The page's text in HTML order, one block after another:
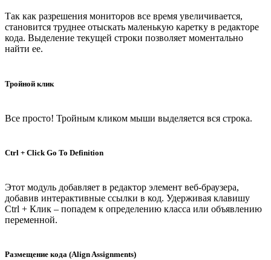
Так как разрешения мониторов все время увеличивается,
становится труднее отыскать маленькую каретку в редакторе
кода. Выделение текущей строки позволяет моментально
найти ее.
Тройной клик
Все просто! Тройным кликом мыши выделяется вся строка.
Ctrl + Click Go To Definition
Этот модуль добавляет в редактор элемент веб-браузера,
добавив интерактивные ссылки в код. Удерживая клавишу
Ctrl + Клик – попадем к определению класса или объявлению
переменной.
Размещение кода (Align Assignments)